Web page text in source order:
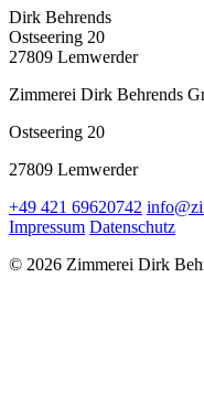
Dirk Behrends
Ostseering 20
27809 Lemwerder
Zimmerei Dirk Behrends
Ostseering 20
27809 Lemwerder
+49 421 69620742
Impressum Datenschutz
© 2026 Zimmerei Dirk